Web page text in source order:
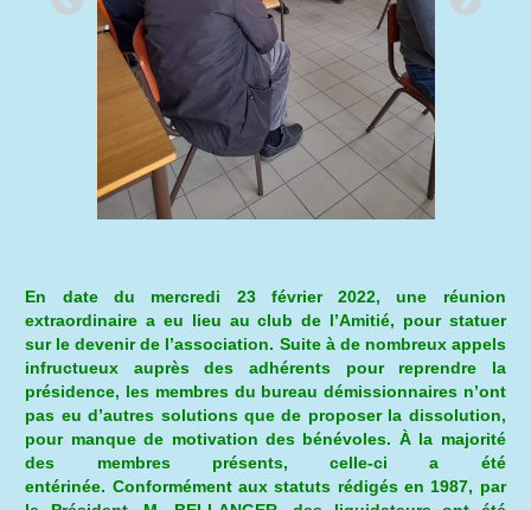
En date du mercredi 23 février 2022, une réunion
extraordinaire a eu lieu au club de l’Amitié, pour statuer
sur le devenir de l’association. Suite à de nombreux appels
infructueux auprès des adhérents pour reprendre la
présidence, les membres du bureau démissionnaires n’ont
pas eu d’autres solutions que de proposer la dissolution,
pour manque de motivation des bénévoles. À la majorité
des membres présents, celle-ci a été
entérinée. Conformément aux statuts rédigés en 1987, par